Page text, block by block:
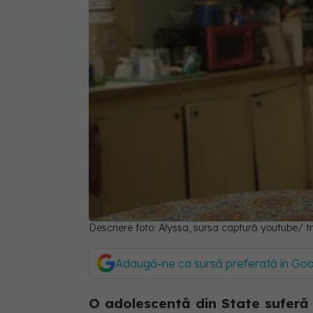
Descriere foto: Alyssa, sursa captură youtube/
Adaugă-ne ca sursă preferată în
O adolescentă din State